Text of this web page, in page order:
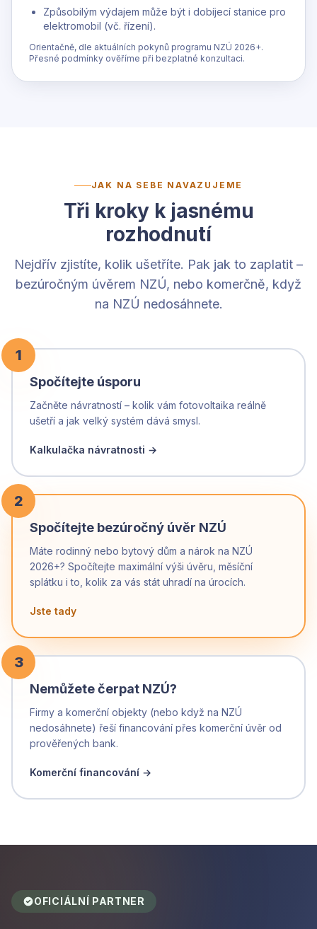
Způsobilým výdajem může být i dobíjecí stanice pro
elektromobil (vč. řízení).
Orientačně, dle aktuálních pokynů programu NZÚ 2026+.
Přesné podmínky ověříme při bezplatné konzultaci.
JAK NA SEBE NAVAZUJEME
Tři kroky k jasnému
rozhodnutí
Nejdřív zjistíte, kolik ušetříte. Pak jak to zaplatit –
bezúročným úvěrem NZÚ, nebo komerčně, když
na NZÚ nedosáhnete.
1
Spočítejte úsporu
Začněte návratností – kolik vám fotovoltaika reálně
ušetří a jak velký systém dává smysl.
Kalkulačka návratnosti →
2
Spočítejte bezúročný úvěr NZÚ
Máte rodinný nebo bytový dům a nárok na NZÚ
2026+? Spočítejte maximální výši úvěru, měsíční
splátku i to, kolik za vás stát uhradí na úrocích.
Jste tady
3
Nemůžete čerpat NZÚ?
Firmy a komerční objekty (nebo když na NZÚ
nedosáhnete) řeší financování přes komerční úvěr od
prověřených bank.
Komerční financování →
OFICIÁLNÍ PARTNER